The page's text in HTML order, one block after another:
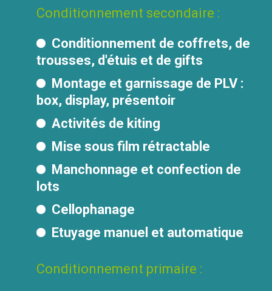
Conditionnement secondaire :
Conditionnement de coffrets, de
trousses, d'étuis et de gifts
Montage et garnissage de PLV :
box, display, présentoir
Activités de kiting
Mise sous film rétractable
Manchonnage et confection de
lots
Cellophanage
Etuyage manuel et automatique
Conditionnement primaire :